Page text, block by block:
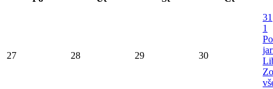
27 28 29 30
31
1